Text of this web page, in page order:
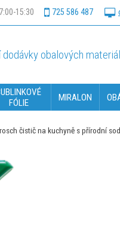
15:30 725 586 487
obalových
FÓLIE
MIRALON
čistič na kuchyně s přírodní